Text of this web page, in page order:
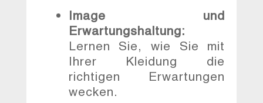
Image und
Erwartungshaltung:
Lernen Sie, wie Sie mit
Ihrer Kleidung die
richtigen Erwartungen
wecken.